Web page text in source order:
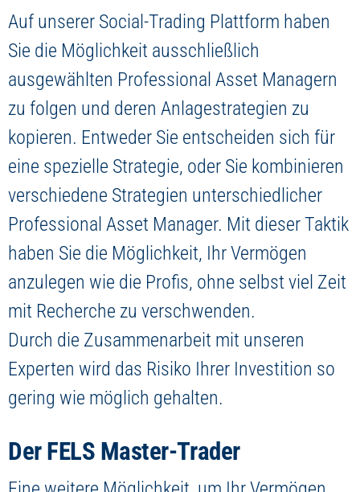
Auf unserer Social-Trading Plattform haben
Sie die Möglichkeit ausschließlich
ausgewählten Professional Asset Managern
zu folgen und deren Anlagestrategien zu
kopieren. Entweder Sie entscheiden sich für
eine spezielle Strategie, oder Sie kombinieren
verschiedene Strategien unterschiedlicher
Professional Asset Manager. Mit dieser Taktik
haben Sie die Möglichkeit, Ihr Vermögen
anzulegen wie die Profis, ohne selbst viel Zeit
mit Recherche zu verschwenden.
Durch die Zusammenarbeit mit unseren
Experten wird das Risiko Ihrer Investition so
gering wie möglich gehalten.
Der FELS Master-Trader